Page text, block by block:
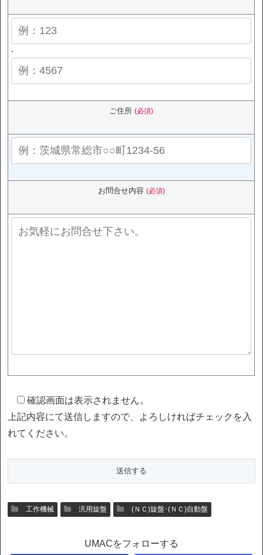
-
ご住所(必須)
お問合せ内容 (必須)
確認画面は表示されません。
上記内容にて送信しますので、よろしければチェックを入
れてください。
工作機械 汎用旋盤 (ＮＣ)旋盤･(ＮＣ)自動盤
UMACをフォローする